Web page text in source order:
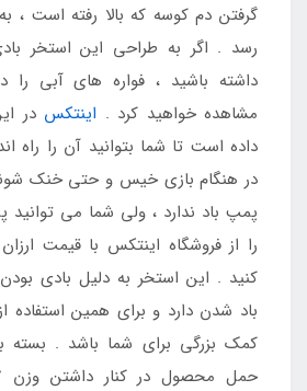
رسد . اگر به طراحی این استخر
داشته باشید ، فواره های آبی
مشاهده خواهید کرد . اینتکس در
داده است تا شما بتوانید آن را راه
در هنگام بازی خیس و حتی خنک
پمپ باد ندارد ، ولی شما می
را از فروشگاه اینتکس با قیمت
کنید . این استخر به دلیل بادی
باد شدن دارد و برای همین استفاده
کمک بزرگی برای شما باشد .